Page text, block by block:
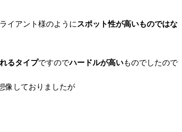
イアント様のように スポット性が高いものではな
るタイプですのでハードルが高いものでしたので
像しておりましたが